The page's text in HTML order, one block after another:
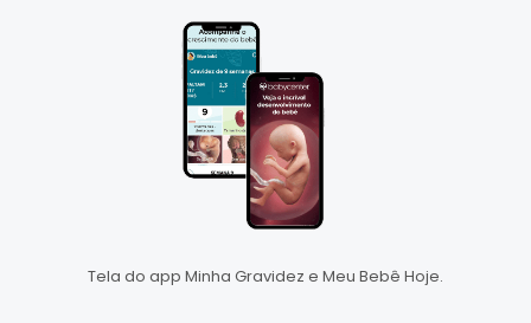
Tela do app Minha Gravidez e Meu Bebê Hoje.